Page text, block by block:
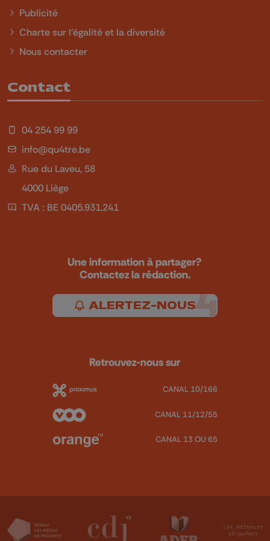
Publicité
Charte sur l'égalité et la diversité
Nous contacter
Contact
04 254 99 99
info@qu4tre.be
Rue du Laveu, 58
4000 Liège
TVA : BE 0405.931.241
Une information à partager?
Contactez la rédaction.
ALERTEZ-NOUS
Retrouvez-nous sur
CANAL 10/166
CANAL 11/12/55
CANAL 13 OU 65